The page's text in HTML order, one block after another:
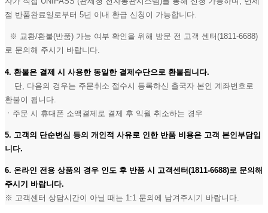
점 반품완료일로부터 5년 이내 환급 신청이 가능합니다.
※ 교환/환불(반품) 가능 여부 확인을 위해 방문 전 고객 센터(1811-6688)
로 문의해 주시기 바랍니다.
4. 환불은 결제 시 사용한 동일한 결제수단으로 환불됩니다.
단, 다음의 경우는 주문취소 접수시 등록하신 출국자 본인 계좌번호로
환불이 됩니다.
ㆍ주문 시 휴대폰 소액결제로 결제 후 익월 취소하는 경우
5. 고객의 단순변심 등의 개인적 사유로 인한 반품 비용은 고객 본인부담입
니다.
6. 온라인 전용 상품의 경우 인도 후 반품 시 고객센터(1811-6688)로 문의해
주시기 바랍니다.
※ 고객센터 상담시간이 아닐 때는 1:1 문의에 남겨주시기 바랍니다.